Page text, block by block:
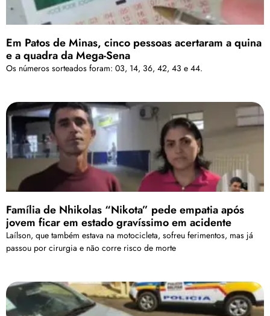
Em Patos de Minas, cinco pessoas acertaram a quina
e a quadra da Mega-Sena
Os números sorteados foram: 03, 14, 36, 42, 43 e 44.
Família de Nhikolas “Nikota” pede empatia após
jovem ficar em estado gravíssimo em acidente
Laílson, que também estava na motocicleta, sofreu ferimentos, mas já
passou por cirurgia e não corre risco de morte